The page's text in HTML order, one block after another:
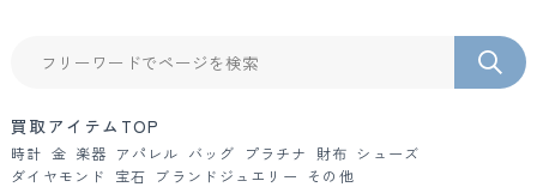
買取アイテムTOP
時計 金 楽器 アパレル バッグ プラチナ 財布 シューズ
ダイヤモンド
宝石 ブランドジュエリー その他